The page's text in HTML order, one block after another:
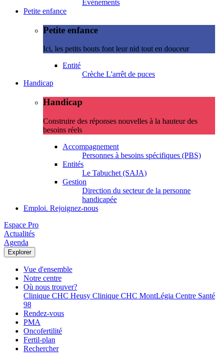
Evénements
Petite enfance
Petite enfance
Ici, les petits bouts font leur nid tout en douceur
Entité
Crèche L'arrêt de puces
Handicap
Handicap
Construire des réponses nouvelles à la hauteur des
besoins réels
Accompagnement
Personnes à besoins spécifiques (PBS)
Entités
Le Tabuchet (SAJA)
Gestion
Direction du secteur de la personne
handicapée
Emploi. Rejoignez-nous
Espace Pro
Actualités
Agenda
Explorer
Vue d'ensemble
Notre centre
Où nous trouver?
Clinique CHC Heusy Clinique CHC MontLégia Centre Santé
98
Rendez-vous
PMA
Oncofertilité
Fertil-plan
Rechercher